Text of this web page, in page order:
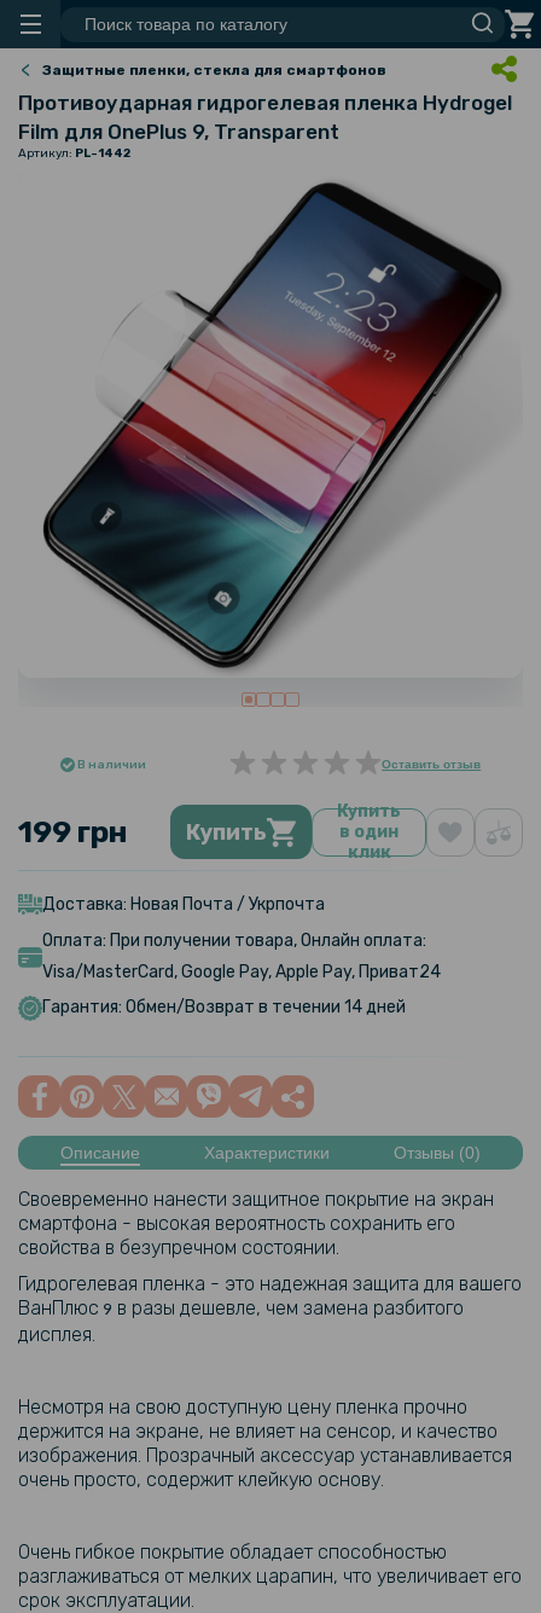
Защитные пленки, стекла для смартфонов
Противоударная гидрогелевая пленка Hydrogel
Film для OnePlus 9, Transparent
Артикул: PL-1442
В наличии Оставить отзыв
199 грн Купить
Купить
в один
клик
Доставка: Новая Почта / Укрпочта
Оплата: При получении товара, Онлайн оплата:
Visa/MasterCard, Google Pay, Apple Pay, Приват24
Гарантия: Обмен/Возврат в течении 14 дней
Описание Характеристики Отзывы (0)
Своевременно нанести защитное покрытие на экран
смартфона - высокая вероятность сохранить его
свойства в безупречном состоянии.
Гидрогелевая пленка - это надежная защита для вашего
ВанПлюс 9 в разы дешевле, чем замена разбитого
дисплея.
Несмотря на свою доступную цену пленка прочно
держится на экране, не влияет на сенсор, и качество
изображения. Прозрачный аксессуар устанавливается
очень просто, содержит клейкую основу.
Очень гибкое покрытие обладает способностью
разглаживаться от мелких царапин, что увеличивает его
срок эксплуатации.